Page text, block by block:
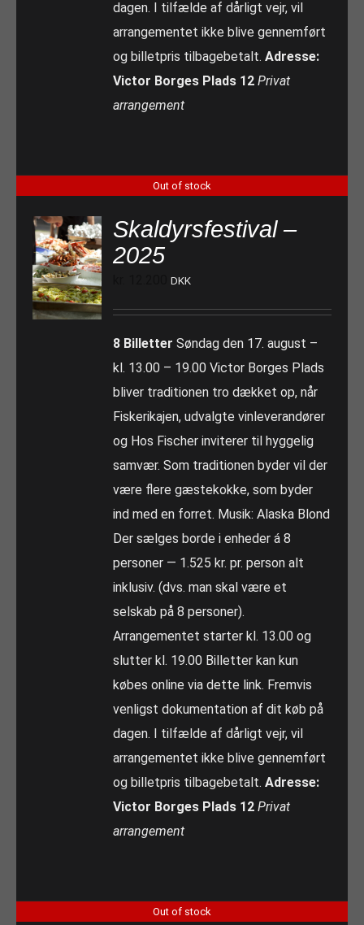
dagen. I tilfælde af dårligt vejr, vil
arrangementet ikke blive gennemført
og billetpris tilbagebetalt.Adresse:
Victor Borges Plads 12 Privat
arrangement
Out of stock
Skaldyrsfestival –
2025
DKK
8 Billetter Søndag den 17. august –
kl. 13.00 – 19.00 Victor Borges Plads
bliver traditionen tro dækket op, når
Fiskerikajen, udvalgte vinleverandører
og Hos Fischer inviterer til hyggelig
samvær. Som traditionen byder vil der
være flere gæstekokke, som byder
ind med en forret. Musik: Alaska Blond
Der sælges borde i enheder á 8
personer — 1.525 kr. pr. person alt
inklusiv. (dvs. man skal være et
selskab på 8 personer).
Arrangementet starter kl. 13.00 og
slutter kl. 19.00 Billetter kan kun
købes online via dette link. Fremvis
venligst dokumentation af dit køb på
dagen. I tilfælde af dårligt vejr, vil
arrangementet ikke blive gennemført
og billetpris tilbagebetalt.Adresse:
Victor Borges Plads 12 Privat
arrangement
Out of stock